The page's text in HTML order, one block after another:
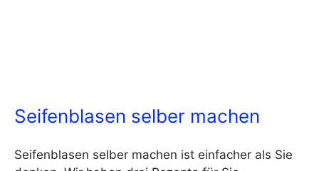
Seifenblasen selber machen
Seifenblasen selber machen ist einfacher als Sie